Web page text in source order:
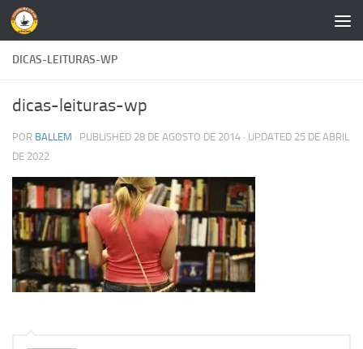
Skip to content
DICAS-LEITURAS-WP
dicas-leituras-wp
POR BALLEM · PUBLISHED 28 DE AGOSTO DE 2014 · UPDATED 25 DE ABRIL
DE 2022